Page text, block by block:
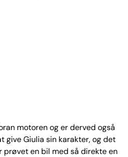
motoren og er derved også
give Giulia sin karakter, og det
prøvet en bil med så direkte en